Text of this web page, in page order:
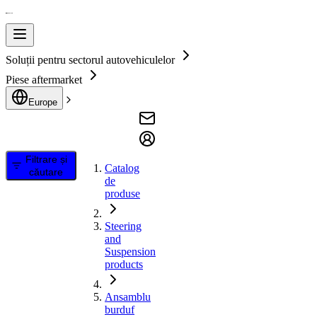
Soluții pentru sectorul autovehiculelor
Piese aftermarket
Europe
Filtrare și
căutare
Catalog
de
produse
Steering
and
Suspension
products
Ansamblu
burduf